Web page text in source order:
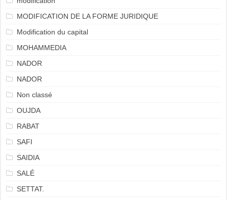
MODIFICATION DE LA FORME JURIDIQUE
Modification du capital
MOHAMMEDIA
NADOR
NADOR
Non classé
OUJDA
RABAT
SAFI
SAIDIA
SALÉ
SETTAT.